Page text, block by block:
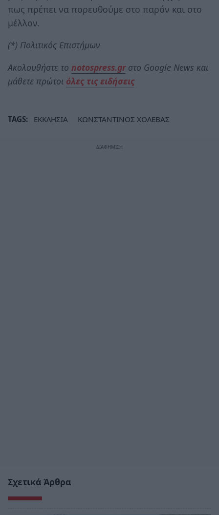
πως πρέπει να πορευθούμε στο παρόν και στο
μέλλον.
(*) Πολιτικός Επιστήμων
Ακολουθήστε το notospress.grστο Google News και
μάθετε πρώτοι όλες τις ειδήσεις
TAGS: ΕΚΚΛΗΣΙΑ ΚΩΝΣΤΑΝΤΙΝΟΣ ΧΟΛΕΒΑΣ
Σχετικά Άρθρα